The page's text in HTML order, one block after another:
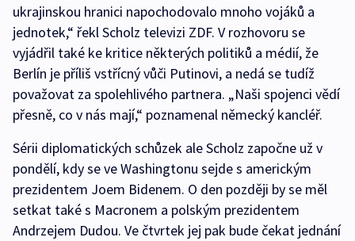
ukrajinskou hranici napochodovalo mnoho vojáků a
jednotek,“ řekl Scholz televizi ZDF. V rozhovoru se
vyjádřil také ke kritice některých politiků a médií, že
Berlín je příliš vstřícný vůči Putinovi, a nedá se tudíž
považovat za spolehlivého partnera. „Naši spojenci vědí
přesně, co v nás mají,“ poznamenal německý kancléř.
Sérii diplomatických schůzek ale Scholz započne už v
pondělí, kdy se ve Washingtonu sejde s americkým
prezidentem Joem Bidenem. O den později by se měl
setkat také s Macronem a polským prezidentem
Andrzejem Dudou. Ve čtvrtek jej pak bude čekat jednání